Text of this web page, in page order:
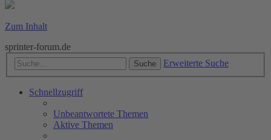
Zum Inhalt
sprinter-forum.de
Suche Erweiterte Suche
Schnellzugriff
Unbeantwortete Themen
Aktive Themen